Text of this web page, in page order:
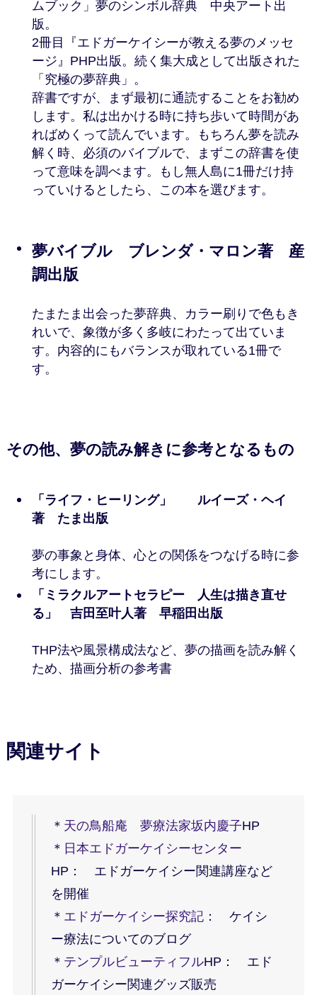
ムブック」夢のシンボル辞典 中央アート出
版。
2冊目『エドガーケイシーが教える夢のメッセ
ージ』PHP出版。続く集大成として出版された
「究極の夢辞典」。
辞書ですが、まず最初に通読することをお勧め
します。私は出かける時に持ち歩いて時間があ
ればめくって読んでいます。もちろん夢を読み
解く時、必須のバイブルで、まずこの辞書を使
って意味を調べます。もし無人島に1冊だけ持
っていけるとしたら、この本を選びます。
夢バイブル ブレンダ・マロン著 産
調出版
たまたま出会った夢辞典、カラー刷りで色もき
れいで、象徴が多く多岐にわたって出ていま
す。内容的にもバランスが取れている1冊で
す。
その他、夢の読み解きに参考となるもの
「ライフ・ヒーリング」 ルイーズ・ヘイ
著 たま出版
夢の事象と身体、心との関係をつなげる時に参
考にします。
「ミラクルアートセラピー 人生は描き直せ
る」 吉田至叶人著 早稲田出版
THP法や風景構成法など、夢の描画を読み解く
ため、描画分析の参考書
関連サイト
＊ 天の鳥船庵 夢療法家坂内慶子HP
＊ 日本エドガーケイシーセンター
HP： エドガーケイシー関連講座など
を開催
＊ エドガーケイシー探究記： ケイシ
ー療法についてのブログ
＊ テンプルビューティフルHP： エド
ガーケイシー関連グッズ販売